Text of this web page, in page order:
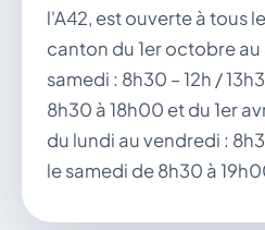
l'A42, est ouverte à tous
canton du 1er octobre au
samedi : 8h30 – 12h /
8h30 à 18h00 et du 1er
du lundi au vendredi :
le samedi de 8h30 à